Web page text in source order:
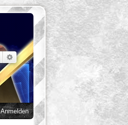
SucheErweiterte Suche
Anmelden